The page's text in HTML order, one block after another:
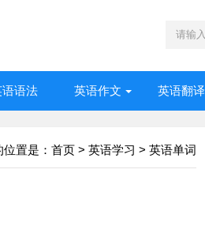
语语法 英语作文 英语翻译
置是： 首页 > 英语学习 > 英语单词